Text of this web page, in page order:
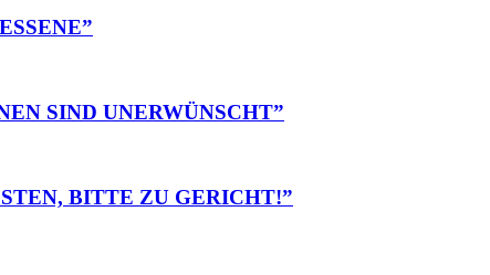
SIND UNERWÜNSCHT”
BITTE ZU GERICHT!”